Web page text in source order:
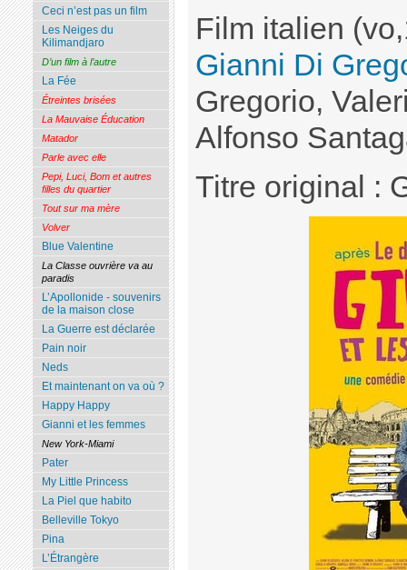
Film italien
Gianni Di
Gregorio,
Alfonso
Titre original :
Ceci n’est pas un film
Les Neiges du
Kilimandjaro
D’un film à l’autre
La Fée
Étreintes brisées
La Mauvaise Éducation
Matador
Parle avec elle
Pepi, Luci, Bom et autres
filles du quartier
Tout sur ma mère
Volver
Blue Valentine
La Classe ouvrière va au
paradis
L’Apollonide - souvenirs
de la maison close
La Guerre est déclarée
Pain noir
Neds
Et maintenant on va où ?
Happy Happy
Gianni et les femmes
New York-Miami
Pater
My Little Princess
La Piel que habito
Belleville Tokyo
Pina
L’Étrangère